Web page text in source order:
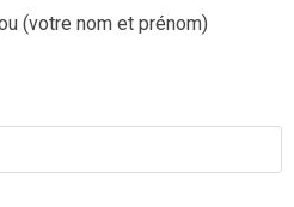
(votre nom et prénom)